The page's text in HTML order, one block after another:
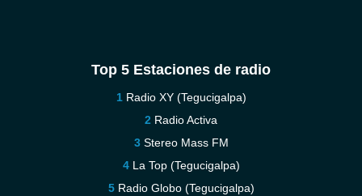
Top 5 Estaciones de radio
Radio XY (Tegucigalpa)
Radio Activa
Stereo Mass FM
La Top (Tegucigalpa)
Radio Globo (Tegucigalpa)